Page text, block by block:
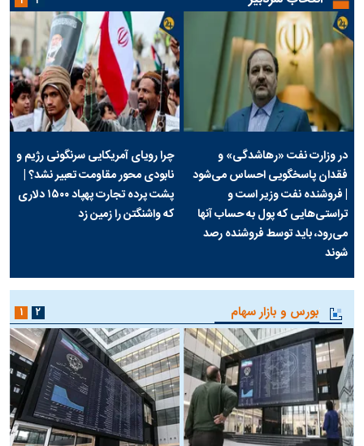
در وزارت نفت «رهاشدگی» و
فقدان پاسخگویی احساس می‌شود
| فروشنده نفت وزیر است و
تراستی‌هایی که پول به حساب آنها
می‌رود، باید توسط فروشنده رصد
شوند
چرا رویای آمریکایی سرنگونی رژیم و
نابودی محور مقاومت تعبیر نشد؟ |
پشت پرده تجارت پهپاد‌ ۱۵۰۰ دلاری
که واشنگتن را زمین زد
بورس و بازار سهام ۱ ۲